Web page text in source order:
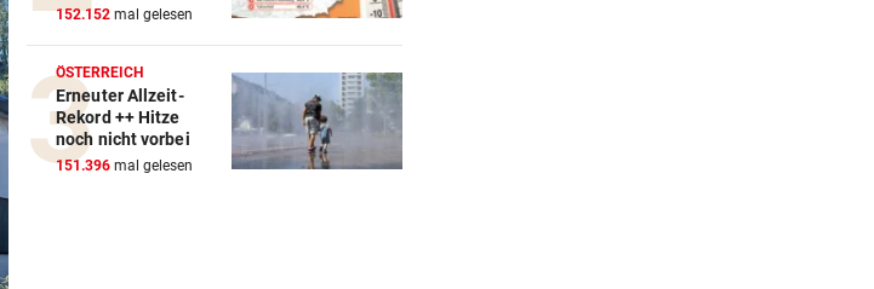
152.152 mal gelesen
ÖSTERREICH
Erneuter Allzeit-
Rekord ++ Hitze
noch nicht vorbei
151.396 mal gelesen